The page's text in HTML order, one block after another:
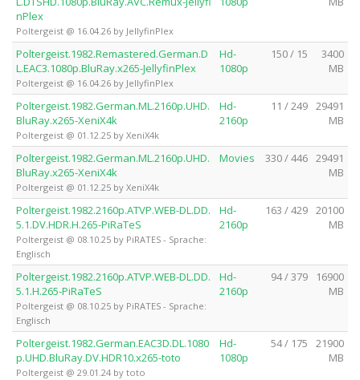
nPlex
Poltergeist @ 16.04.26 by JellyfinPlex
Poltergeist.1982.Remastered.German.D
L.EAC3.1080p.BluRay.x265-JellyfinPlex
Poltergeist @ 16.04.26 by JellyfinPlex
Hd-
1080p
150 / 15
3400
MB
Poltergeist.1982.German.ML.2160p.UHD.
BluRay.x265-XeniX4k
Poltergeist @ 01.12.25 by XeniX4k
Hd-
2160p
11 / 249 29491
MB
Poltergeist.1982.German.ML.2160p.UHD.
BluRay.x265-XeniX4k
Poltergeist @ 01.12.25 by XeniX4k
Movies 330 / 446 29491
MB
Poltergeist.1982.2160p.ATVP.WEB-DL.DD.
5.1.DV.HDR.H.265-PiRaTeS
Poltergeist @ 08.10.25 by PiRATES - Sprache:
Englisch
Hd-
2160p
163 / 429 20100
MB
Poltergeist.1982.2160p.ATVP.WEB-DL.DD.
5.1.H.265-PiRaTeS
Poltergeist @ 08.10.25 by PiRATES - Sprache:
Englisch
Hd-
2160p
94 / 379
16900
MB
Poltergeist.1982.German.EAC3D.DL.1080
p.UHD.BluRay.DV.HDR10.x265-toto
Poltergeist @ 29.01.24 by toto
Hd-
1080p
54 / 175
21900
MB